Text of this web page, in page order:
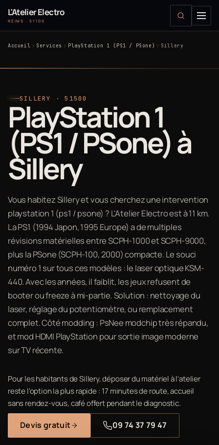
L'Atelier Electro
REIMS · 51100
Accueil Services PlayStation 1 (PS1 / PSone) Sillery
SILLERY · 51500
PlayStation 1
(PS1 / PSone) à
Sillery
Vous habitez Sillery et vous cherchez une intervention
playstation 1 (ps1 / psone) ? L'Atelier Electro est à 11 km.
La PS1 (1994 Japon, 1995 Europe) a de multiples
révisions matérielles entre SCPH-1000 et SCPH-9000,
plus la PSone (SCPH-100, 2000) compacte. Le souci
numéro 1 sur tous ces modèles : le laser optique KSM-
440. Avec les années, il faiblit, les jeux refusent de
booter ou freeze à mi-partie. Solution : nettoyage du
laser, réglage du potentiomètre, ou remplacement
complet. Côté modding : PsNee modchip très répandu,
et mod HDMI PlayStation pour sortie image moderne
sur TV récente.
Pour les habitants de Sillery, déposer du matériel à l'atelier
reste l'option la plus rapide : 17 minutes de route, accueil
sans rendez-vous, café offert pendant le diagnostic.
Devis gratuit 09 74 37 79 47